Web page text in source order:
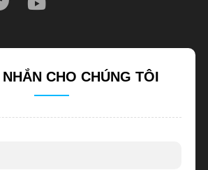
CHO CHÚNG TÔI